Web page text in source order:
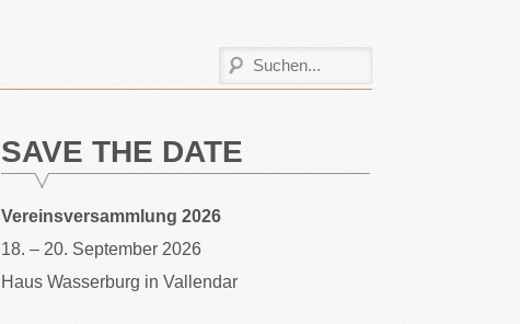
SAVE THE DATE
Vereinsversammlung 2026
18. – 20. September 2026
Haus Wasserburg in Vallendar